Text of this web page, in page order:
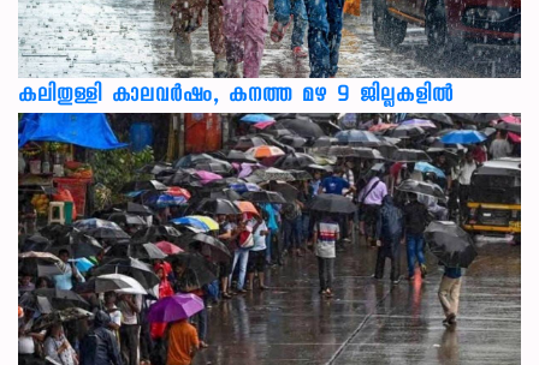
കലിതുള്ളി കാലവർഷം, കനത്ത മഴ 9 ജില്ലകളിൽ